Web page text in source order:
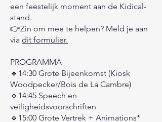
een feestelijk moment aan de Kidical-
stand.
👉Zin om mee te helpen? Meld je aan
via dit formulier.
PROGRAMMA
🔹14:30 Grote Bijeenkomst (Kiosk
Woodpecker/Bois de La Cambre)
🔹14:45 Speech en
veiligheidsvoorschriften
🔹15:00 Grote Vertrek + Animations*